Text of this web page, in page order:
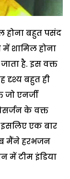
होना बहुत पसंद
शामिल होना
है. इस वक्त
दृश्य बहुत ही
जो एनर्जी
के वक्त
इसलिए एक बार
मैंने हरभजन
में टीम इंडिया